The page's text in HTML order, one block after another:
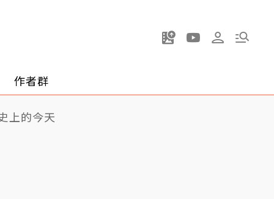
作者群
上的今天